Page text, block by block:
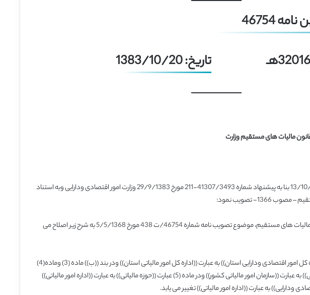
46754
تاریخ: 1383/10/20
هیأت وزیران در جلسه مورخ 13/10/1383 بنا به پیشنهاد شماره 41307/3493-211 مورخ 29/9/1383 وزارت امور اقتصادی ودارایی وبه استناد
آئین نامه اجرایی ماده (165) قانون مالیات های مستقیم، موضوع تصویب نامه شماره 46754/ت 438 مورخ 5/5/1368 به شرح زیر اصلاح می
دربند((الف)) ماده (3) عبارت ((اداره کل امور اقتصادی ودارایی استان)) به عبارت ((اداره کل امور مالیاتی استان)) ودر بند ((ب)) ماده (3) وماده(4)
عبارت ((وزارت امور اقتصادی ودارایی)) به عبارت ((سازمان امور مالیاتی کشور)) ودر ماده (5) عبارت ((حوزه مالیاتی)) به عبارت ((اداره امور مالیاتی))